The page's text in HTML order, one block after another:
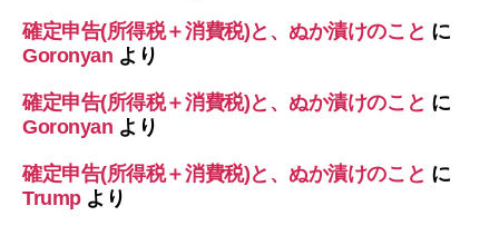
確定申告(所得税＋消費税)と、ぬか漬けのこと に
Goronyan より
確定申告(所得税＋消費税)と、ぬか漬けのこと に
Goronyan より
確定申告(所得税＋消費税)と、ぬか漬けのこと に
Trumpより